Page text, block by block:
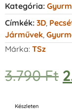
Kategória:
Címkék: 3D
Járművek
Márka: TSz
3.790Ft
Készleten